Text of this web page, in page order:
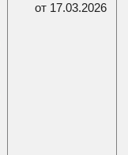
от 17.03.2026